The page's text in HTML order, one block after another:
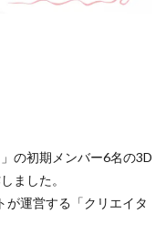
の初期メンバー6名の3D
ました。
が運営する「クリエイタ